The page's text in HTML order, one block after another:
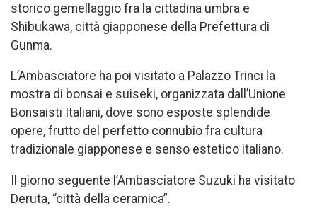
storico gemellaggio fra la cittadina umbra e
Shibukawa, città giapponese della Prefettura di
Gunma.
L’Ambasciatore ha poi visitato a Palazzo Trinci la
mostra di bonsai e suiseki, organizzata dall’Unione
Bonsaisti Italiani, dove sono esposte splendide
opere, frutto del perfetto connubio fra cultura
tradizionale giapponese e senso estetico italiano.
Il giorno seguente l’Ambasciatore Suzuki ha visitato
Deruta, “città della ceramica”.